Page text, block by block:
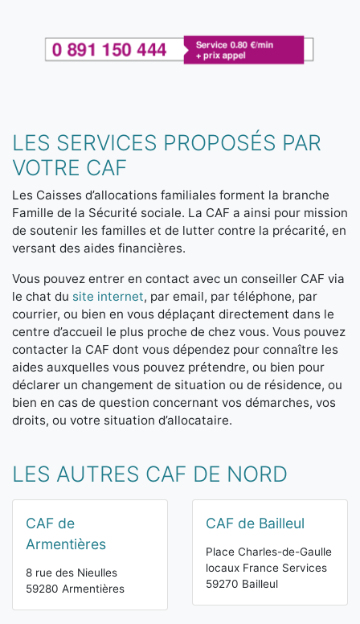
LES SERVICES PROPOSÉS PAR
VOTRE CAF
Les Caisses d’allocations familiales forment la branche
Famille de la Sécurité sociale. La CAF a ainsi pour mission
de soutenir les familles et de lutter contre la précarité, en
versant des aides financières.
Vous pouvez entrer en contact avec un conseiller CAF via
le chat du site internet, par email, par téléphone, par
courrier, ou bien en vous déplaçant directement dans le
centre d’accueil le plus proche de chez vous. Vous pouvez
contacter la CAF dont vous dépendez pour connaître les
aides auxquelles vous pouvez prétendre, ou bien pour
déclarer un changement de situation ou de résidence, ou
bien en cas de question concernant vos démarches, vos
droits, ou votre situation d’allocataire.
LES AUTRES CAF DE NORD
CAF de
Armentières
8 rue des Nieulles
59280 Armentières
CAF de Bailleul
Place Charles-de-Gaulle
locaux France Services
59270 Bailleul